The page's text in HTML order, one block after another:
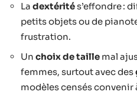
La dextérités’effondre :
petits objets ou de
frustration.
Un choix de taille mal
femmes, surtout avec des
modèles censés convenir